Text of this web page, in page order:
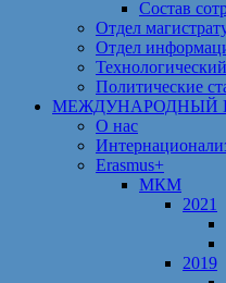
Состав
Отдел
Отдел
Политические
МЕЖДУНАРОДНЫЙ
О нас
Erasmus+
МКМ
2021
2019